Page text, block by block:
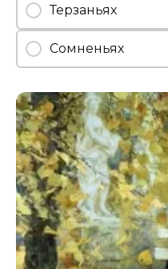
Терзаньях
Сомненьях